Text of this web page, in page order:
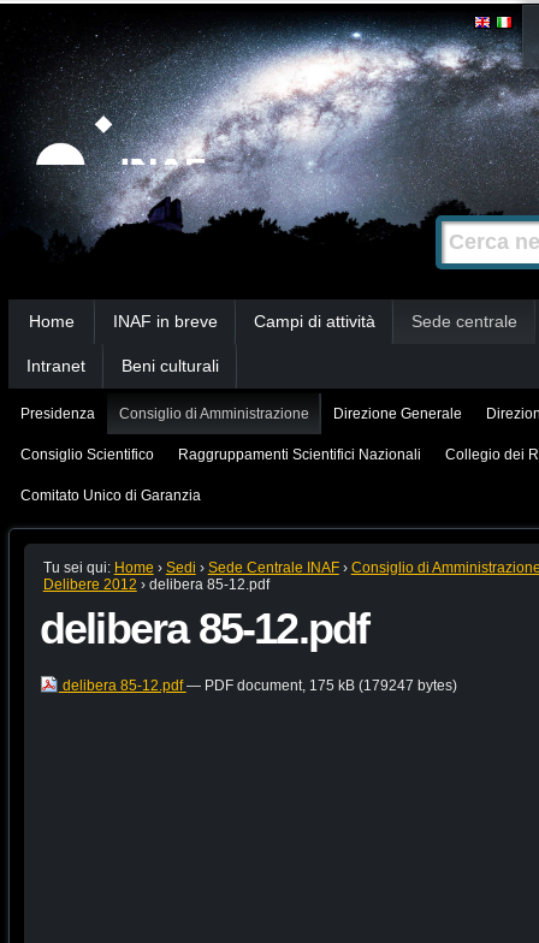
Strumenti
personali
Salta
contenuti.
|
Salta
alla
navigazione
Cerca nel
Ricerca
avanzata…
Home INAF in breve Campi di attività Sede centrale
Intranet Beni culturali
Presidenza Consiglio di Amministrazione Direzione Generale
Consiglio Scientifico Raggruppamenti Scientifici Nazionali Collegio dei
Comitato Unico di Garanzia
Tu sei qui: Home › Sedi › Sede Centrale INAF › Consiglio di
Delibere 2012 › delibera 85-12.pdf
delibera 85-12.pdf
delibera 85-12.pdf— PDF document, 175 kB (179247 bytes)